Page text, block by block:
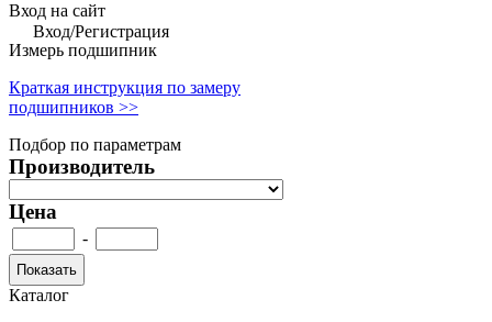
Вход на сайт
Вход/Регистрация
Измерь подшипник
Краткая инструкция по замеру
подшипников >>
Подбор по параметрам
Производитель
Цена
-
Каталог